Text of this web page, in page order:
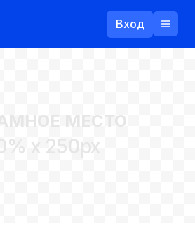
Вход
МЕСТО
x 250px